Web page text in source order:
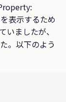
表示するため
いましたが、
。以下のよう